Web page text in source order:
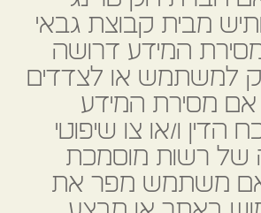
מבית קבוצת גבאי
המידע דרושה
למשתמש או לצדדים
אם מסירת המידע
ו/או צו שיפוטי
של רשות מוסמכת
אם משתמש מפר את